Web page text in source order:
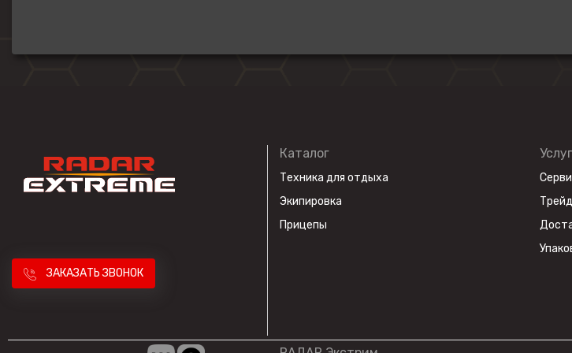
ЗАКАЗАТЬ ЗВОНОК
Каталог
Техника для отдыха
Экипировка
Прицепы